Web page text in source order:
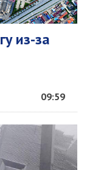
из-за
09:59